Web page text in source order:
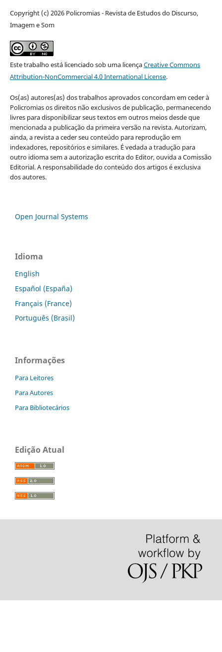
Copyright (c) 2026 Policromias - Revista de Estudos do Discurso,
Imagem e Som
Este trabalho está licenciado sob uma licençaCreative Commons
Attribution-NonCommercial 4.0 International License.
Os(as) autores(as) dos trabalhos aprovados concordam em ceder à
Policromias os direitos não exclusivos de publicação, permanecendo
livres para disponibilizar seus textos em outros meios desde que
mencionada a publicação da primeira versão na revista. Autorizam,
ainda, a revista a ceder seu conteúdo para reprodução em
indexadores, repositórios e similares. É vedada a tradução para
outro idioma sem a autorização escrita do Editor, ouvida a Comissão
Editorial. A responsabilidade do conteúdo dos artigos é exclusiva
dos autores.
Open Journal Systems
Idioma
English
Español (España)
Français (France)
Português (Brasil)
Informações
Para Leitores
Para Autores
Para Bibliotecários
Edição Atual